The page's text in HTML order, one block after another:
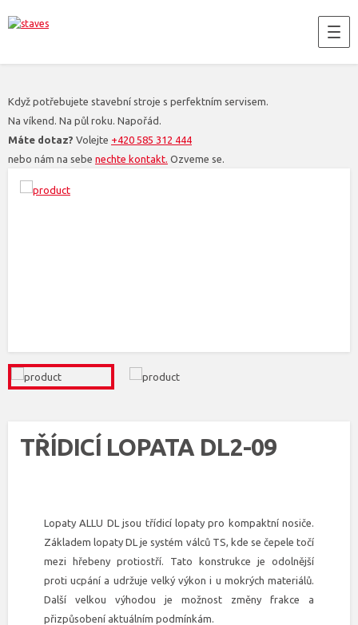
Když potřebujete stavební stroje s perfektním servisem.
Na víkend. Na půl roku. Napořád.
Máte dotaz? Volejte +420 585 312 444
nebo nám na sebe nechte kontakt. Ozveme se.
TŘÍDICÍ LOPATA DL2-09
Lopaty ALLU DL jsou třídicí lopaty pro kompaktní nosiče.
Základem lopaty DL je systém válců TS, kde se čepele točí
mezi hřebeny protiostří. Tato konstrukce je odolnější
proti ucpání a udržuje velký výkon i u mokrých materiálů.
Další velkou výhodou je možnost změny frakce a
přizpůsobení aktuálním podmínkám.